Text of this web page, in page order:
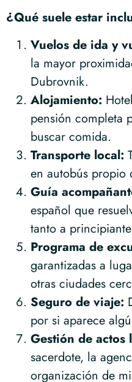
¿Qué suele estar
Vuelos de ida y
la mayor
Dubrovnik.
Alojamiento:
pensión completa
buscar comida.
Transporte local:
en autobús propio
Guía
español que
tanto a
Programa de
garantizadas a
otras ciudades
Seguro de viaje:
por si aparece
Gestión de actos
sacerdote, la
organización de